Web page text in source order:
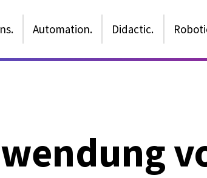
Automation. Didactic.